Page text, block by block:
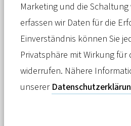
Meldung 12. Februar 2025
Um den
und Führungskräfte
fordert deren Verband
Reformen. Welche
Marketing und die Schaltung
erfassen wir Daten für die
Einverständnis können Sie
Privatsphäre mit Wirkung für
widerrufen. Nähere
unserer